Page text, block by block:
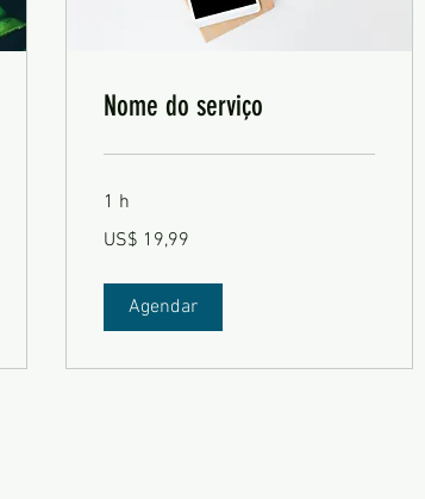
Nome do serviço
1 h
Dólares
US$ 19,99
Agendar